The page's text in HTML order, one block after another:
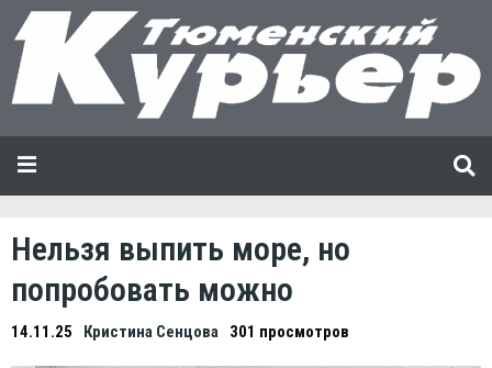
Нельзя выпить море, но
попробовать можно
14.11.25 Кристина Сенцова 301 просмотров